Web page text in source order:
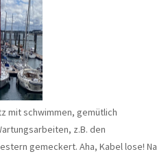
mit schwimmen, gemütlich
z.B. den
gemeckert. Aha, Kabel lose! Na